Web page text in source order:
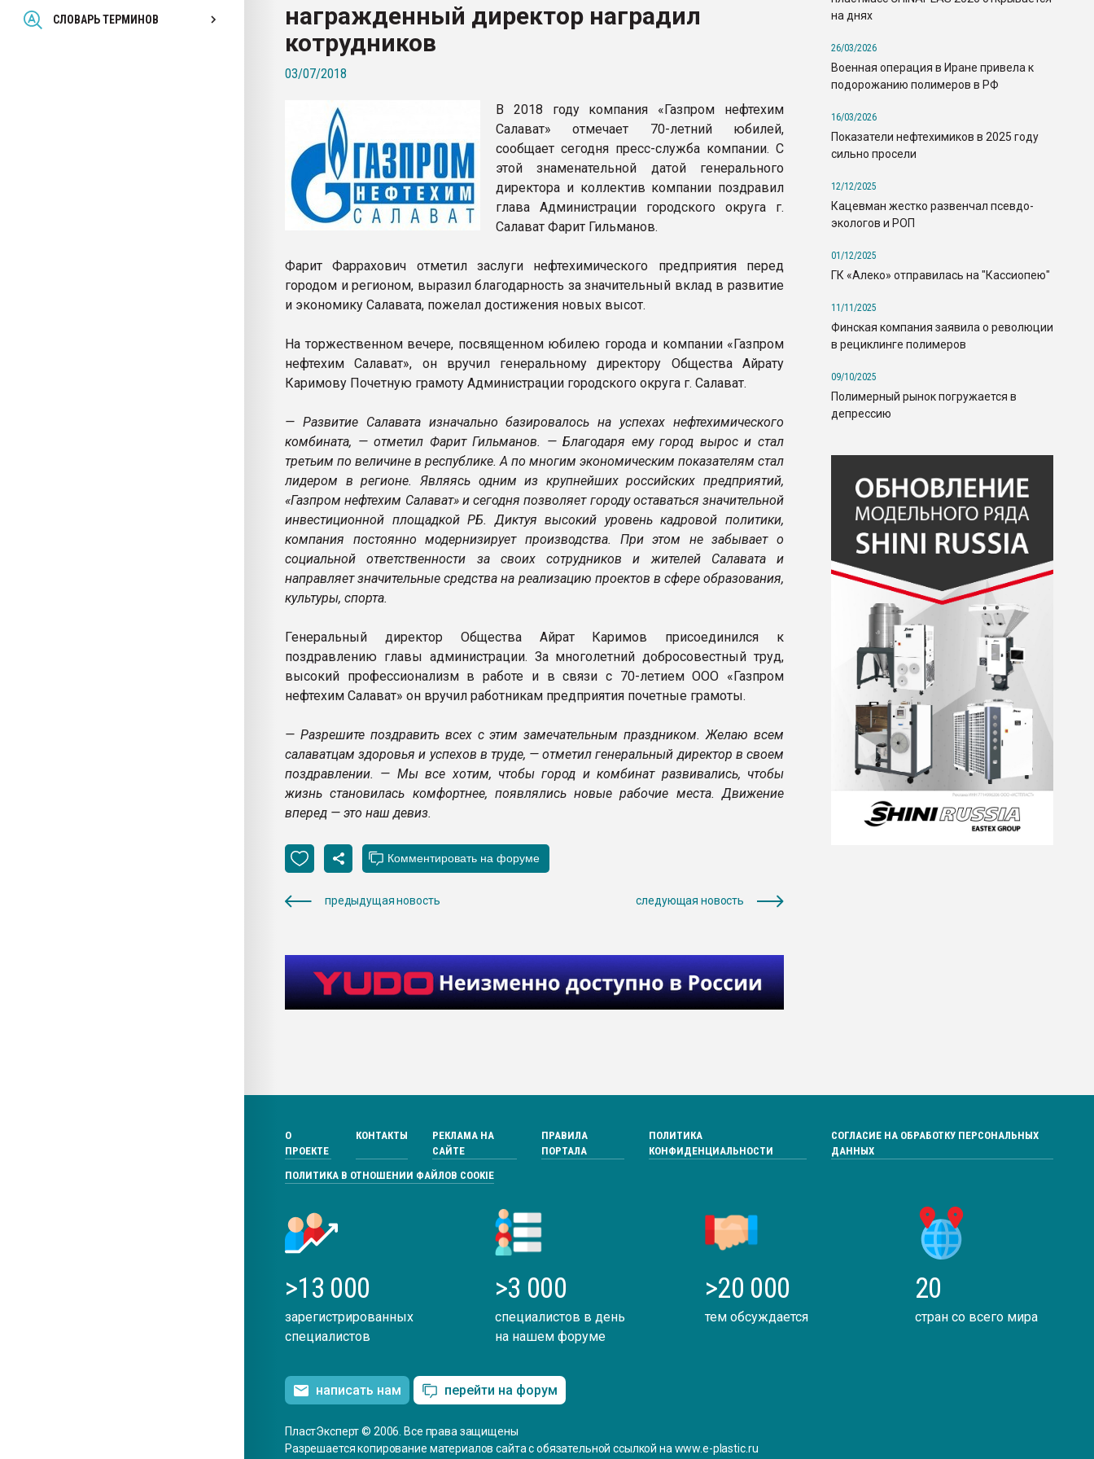
СЛОВАРЬ ТЕРМИНОВ
Всё, что касается выдува ПЭТ
бутылок
ПЕРЕЙТИ НА ФОРУМ
награжденный директор наградил
котрудников
03/07/2018
В 2018 году компания «Газпром нефтехим
Салават» отмечает 70-летний юбилей,
сообщает сегодня пресс-служба компании. С
этой знаменательной датой генерального
директора и коллектив компании поздравил
глава Администрации городского округа г.
Салават Фарит Гильманов.
Фарит Фаррахович отметил заслуги нефтехимического предприятия перед
городом и регионом, выразил благодарность за значительный вклад в развитие
и экономику Салавата, пожелал достижения новых высот.
На торжественном вечере, посвященном юбилею города и компании «Газпром
нефтехим Салават», он вручил генеральному директору Общества Айрату
Каримову Почетную грамоту Администрации городского округа г. Салават.
— Развитие Салавата изначально базировалось на успехах нефтехимического
комбината, — отметил Фарит Гильманов. — Благодаря ему город вырос и стал
третьим по величине в республике. А по многим экономическим показателям стал
лидером в регионе. Являясь одним из крупнейших российских предприятий,
«Газпром нефтехим Салават» и сегодня позволяет городу оставаться значительной
инвестиционной площадкой РБ. Диктуя высокий уровень кадровой политики,
компания постоянно модернизирует производства. При этом не забывает о
социальной ответственности за своих сотрудников и жителей Салавата и
направляет значительные средства на реализацию проектов в сфере образования,
культуры, спорта.
Генеральный директор Общества Айрат Каримов присоединился к
поздравлению главы администрации. За многолетний добросовестный труд,
высокий профессионализм в работе и в связи с 70-летием ООО «Газпром
нефтехим Салават» он вручил работникам предприятия почетные грамоты.
— Разрешите поздравить всех с этим замечательным праздником. Желаю всем
салаватцам здоровья и успехов в труде, — отметил генеральный директор в своем
поздравлении. — Мы все хотим, чтобы город и комбинат развивались, чтобы
жизнь становилась комфортнее, появлялись новые рабочие места. Движение
вперед — это наш девиз.
предыдущая новость следующая новость
на днях
26/03/2026
Военная операция в Иране привела к
подорожанию полимеров в РФ
16/03/2026
Показатели нефтехимиков в 2025 году
сильно просели
12/12/2025
Кацевман жестко развенчал псевдо-
экологов и РОП
01/12/2025
ГК «Алеко» отправилась на "Кассиопею"
11/11/2025
Финская компания заявила о революции
в рециклинге полимеров
09/10/2025
Полимерный рынок погружается в
депрессию
О
ПРОЕКТЕ
КОНТАКТЫ
РЕКЛАМА НА
САЙТЕ
ПРАВИЛА
ПОРТАЛА
ПОЛИТИКА
КОНФИДЕНЦИАЛЬНОСТИ
СОГЛАСИЕ НА ОБРАБОТКУ ПЕРСОНАЛЬНЫХ
ДАННЫХ
ПОЛИТИКА В ОТНОШЕНИИ ФАЙЛОВ COOKIE
>13 000
зарегистрированных
специалистов
>3 000
специалистов в день
на нашем форуме
>20 000
тем обсуждается
20
стран со всего мира
написать нам перейти на форум
ПластЭксперт © 2006. Все права защищены
Разрешается копирование материалов сайта с обязательной ссылкой на www.e-plastic.ru